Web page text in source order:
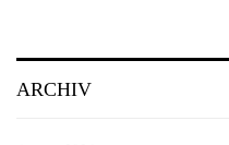
ARCHIV